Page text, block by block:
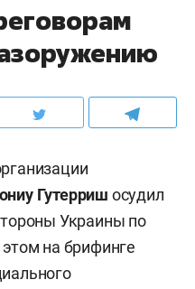
Гутерриш осудил
Украины по
на брифинге